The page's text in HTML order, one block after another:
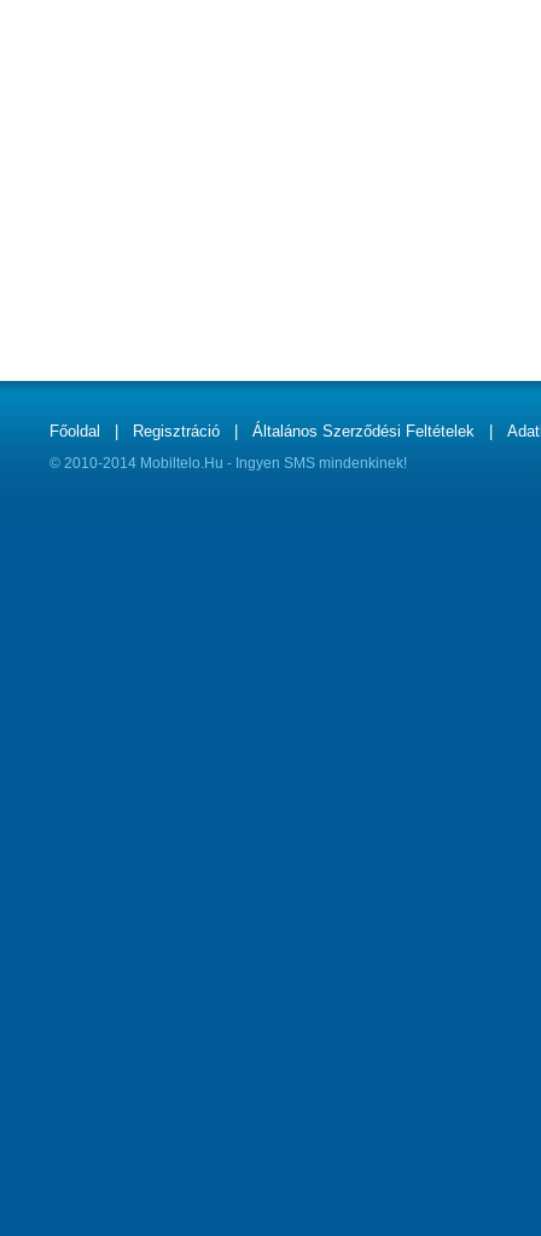
Főoldal Regisztráció Általános Szerződési Feltételek
© 2010-2014 Mobiltelo.Hu - Ingyen SMS mindenkinek!